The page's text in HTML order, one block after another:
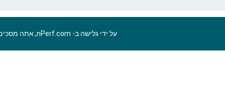
על ידי גלישה ב- nPerf.com, אתה מסכים ל